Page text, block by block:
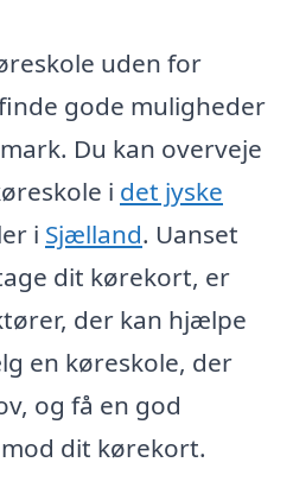
uden for
gode muligheder
Du kan overveje
i det jyske
i Sjælland. Uanset
dit kørekort, er
der kan hjælpe
en køreskole, der
og få en god
dit kørekort.